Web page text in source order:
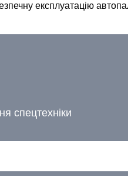
експлуатацію
спецтехніки